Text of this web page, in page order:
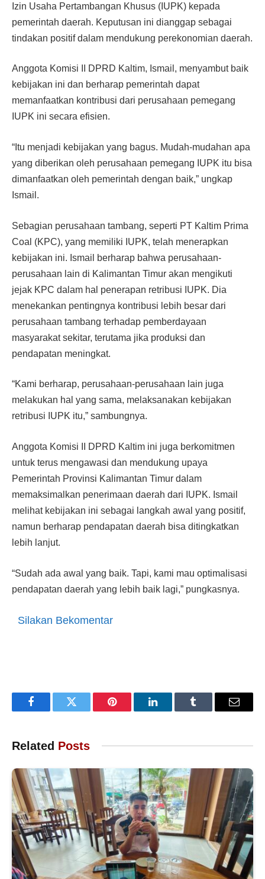
Izin Usaha Pertambangan Khusus (IUPK) kepada
pemerintah daerah. Keputusan ini dianggap sebagai
tindakan positif dalam mendukung perekonomian daerah.
Anggota Komisi II DPRD Kaltim, Ismail, menyambut baik
kebijakan ini dan berharap pemerintah dapat
memanfaatkan kontribusi dari perusahaan pemegang
IUPK ini secara efisien.
“Itu menjadi kebijakan yang bagus. Mudah-mudahan apa
yang diberikan oleh perusahaan pemegang IUPK itu bisa
dimanfaatkan oleh pemerintah dengan baik,” ungkap
Ismail.
Sebagian perusahaan tambang, seperti PT Kaltim Prima
Coal (KPC), yang memiliki IUPK, telah menerapkan
kebijakan ini. Ismail berharap bahwa perusahaan-
perusahaan lain di Kalimantan Timur akan mengikuti
jejak KPC dalam hal penerapan retribusi IUPK. Dia
menekankan pentingnya kontribusi lebih besar dari
perusahaan tambang terhadap pemberdayaan
masyarakat sekitar, terutama jika produksi dan
pendapatan meningkat.
“Kami berharap, perusahaan-perusahaan lain juga
melakukan hal yang sama, melaksanakan kebijakan
retribusi IUPK itu,” sambungnya.
Anggota Komisi II DPRD Kaltim ini juga berkomitmen
untuk terus mengawasi dan mendukung upaya
Pemerintah Provinsi Kalimantan Timur dalam
memaksimalkan penerimaan daerah dari IUPK. Ismail
melihat kebijakan ini sebagai langkah awal yang positif,
namun berharap pendapatan daerah bisa ditingkatkan
lebih lanjut.
“Sudah ada awal yang baik. Tapi, kami mau optimalisasi
pendapatan daerah yang lebih baik lagi,” pungkasnya.
Silakan Bekomentar
FacebookTwitter Pinterest LinkedInTumblr Email
Related Posts